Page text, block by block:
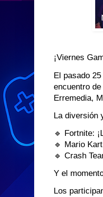
¡Viernes
El pasado
encuentro
Erremedia,
La diversión
🔹 Fortnite:
🔹 Mario
🔹 Crash
Y el
Los